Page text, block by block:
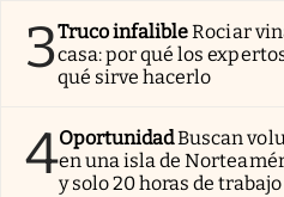
3Truco infalibleRociar
casa: por qué los
qué sirve hacerlo
4OportunidadBuscan
en una isla de
y solo 20 horas de